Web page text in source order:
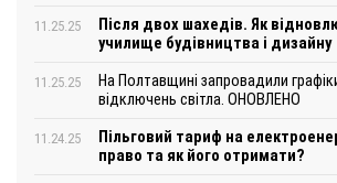
11.25.25
Після двох шахедів. Як
училище будівництва і дизайну
11.25.25
На Полтавщині запровадили
відключень світла. ОНОВЛЕНО
11.24.25
Пільговий тариф на
право та як його отримати?